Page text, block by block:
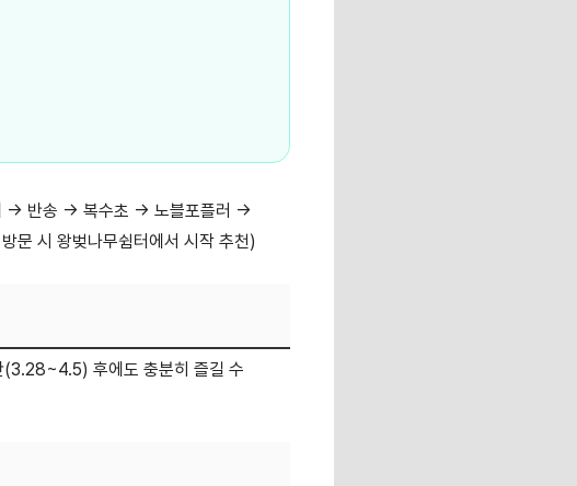
→ 반송 → 복수초 → 노블포플러 →
문 시 왕벚나무쉼터에서 시작 추천)
(3.28~4.5) 후에도 충분히 즐길 수